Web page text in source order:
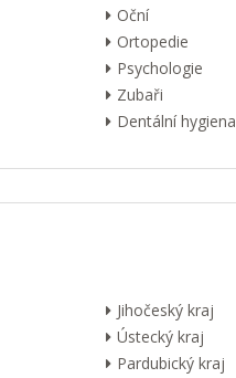
Oční
Ortopedie
Psychologie
Zubaři
Dentální hygiena
Jihočeský kraj
Ústecký kraj
Pardubický kraj